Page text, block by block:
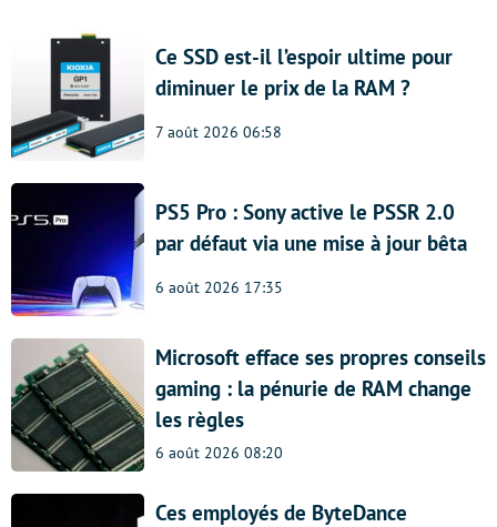
Ce SSD est-il l’espoir ultime pour
diminuer le prix de la RAM ?
7 août 2026 06:58
PS5 Pro : Sony active le PSSR 2.0
par défaut via une mise à jour bêta
6 août 2026 17:35
Microsoft efface ses propres conseils
gaming : la pénurie de RAM change
les règles
6 août 2026 08:20
Ces employés de ByteDance